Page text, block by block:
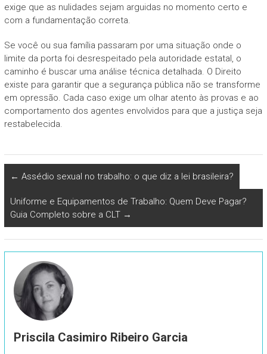
exige que as nulidades sejam arguidas no momento certo e
com a fundamentação correta.
Se você ou sua família passaram por uma situação onde o
limite da porta foi desrespeitado pela autoridade estatal, o
caminho é buscar uma análise técnica detalhada. O Direito
existe para garantir que a segurança pública não se transforme
em opressão. Cada caso exige um olhar atento às provas e ao
comportamento dos agentes envolvidos para que a justiça seja
restabelecida.
← Assédio sexual no trabalho: o que diz a lei brasileira?
Uniforme e Equipamentos de Trabalho: Quem Deve Pagar?
Guia Completo sobre a CLT →
Priscila Casimiro Ribeiro Garcia